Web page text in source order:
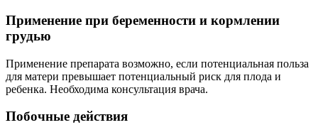
Применение при беременности и кормлении
грудью
Применение препарата возможно, если потенциальная польза
для матери превышает потенциальный риск для плода и
ребенка. Необходима консультация врача.
Побочные действия